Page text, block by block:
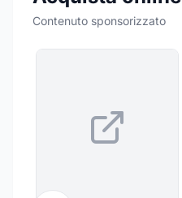
Contenuto sponsorizzato